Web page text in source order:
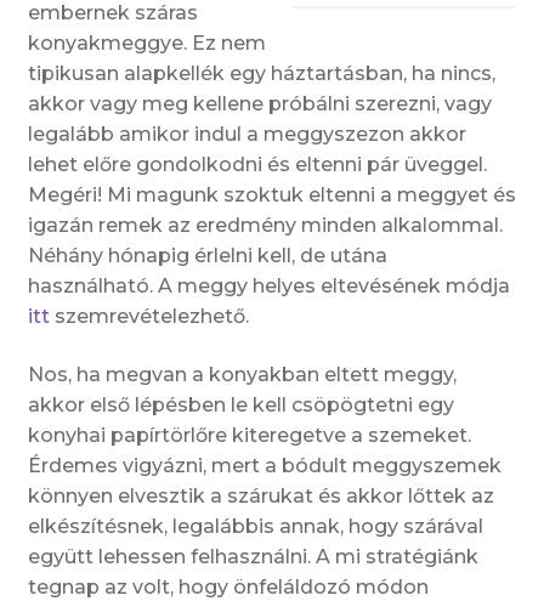
embernek száras
konyakmeggye. Ez nem
tipikusan alapkellék egy háztartásban, ha nincs,
akkor vagy meg kellene próbálni szerezni, vagy
legalább amikor indul a meggyszezon akkor
lehet előre gondolkodni és eltenni pár üveggel.
Megéri! Mi magunk szoktuk eltenni a meggyet és
igazán remek az eredmény minden alkalommal.
Néhány hónapig érlelni kell, de utána
használható. A meggy helyes eltevésének módja
itt szemrevételezhető.
Nos, ha megvan a konyakban eltett meggy,
akkor első lépésben le kell csöpögtetni egy
konyhai papírtörlőre kiteregetve a szemeket.
Érdemes vigyázni, mert a bódult meggyszemek
könnyen elvesztik a szárukat és akkor lőttek az
elkészítésnek, legalábbis annak, hogy szárával
együtt lehessen felhasználni. A mi stratégiánk
tegnap az volt, hogy önfeláldozó módon